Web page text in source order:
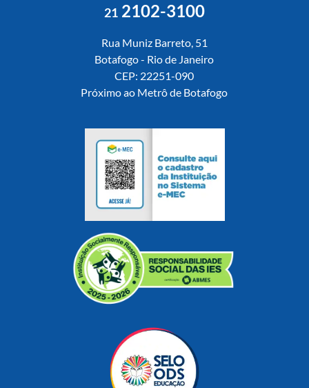
212102-3100
Rua Muniz Barreto, 51
Botafogo - Rio de Janeiro
CEP: 22251-090
Próximo ao Metrô de Botafogo